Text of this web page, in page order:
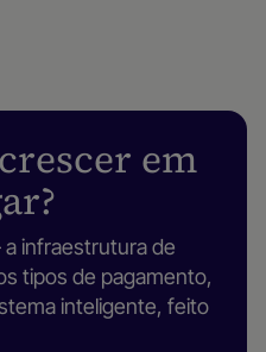
em
a infraestrutura de
tipos de pagamento,
inteligente, feito